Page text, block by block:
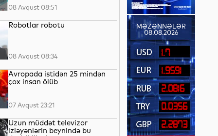
08 Avqust 08:51
Robotlar robotu
08 Avqust 08:34
Avropada istidən 25 mindən
çox insan ölüb
07 Avqust 23:21
Uzun müddət televizor
izləyənlərin beynində bu
MƏZƏNNƏLƏR
08.08.2026
1.7
1.9591
2.0816
0.0356
2.2873